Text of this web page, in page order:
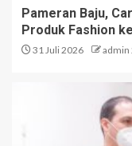
Pameran Baju,
Produk Fashion
31 Juli 2026 admin